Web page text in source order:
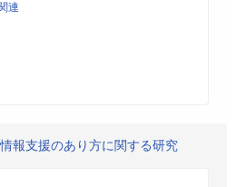
連
報支援のあり方に関する研究